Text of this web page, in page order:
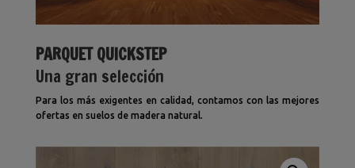
PARQUET QUICKSTEP
Una gran selección
Para los más exigentes en calidad, contamos con las mejores
ofertas en suelos de madera natural.